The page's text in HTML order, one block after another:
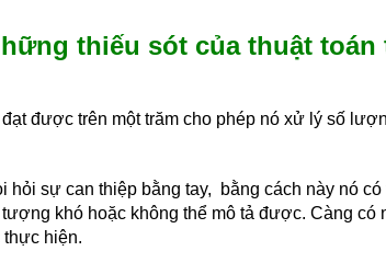
thiếu sót của thuật toán
được trên một trăm cho phép nó xử lý số
hỏi sự can thiệp bằng tay, bằng cách này nó
khó hoặc không thể mô tả được. Càng có
hiện.